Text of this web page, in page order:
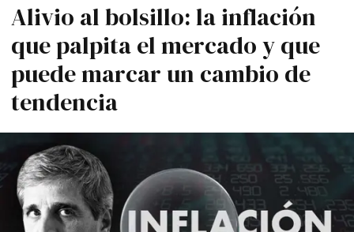
Alivio al bolsillo: la inflación
que palpita el mercado y que
puede marcar un cambio de
tendencia